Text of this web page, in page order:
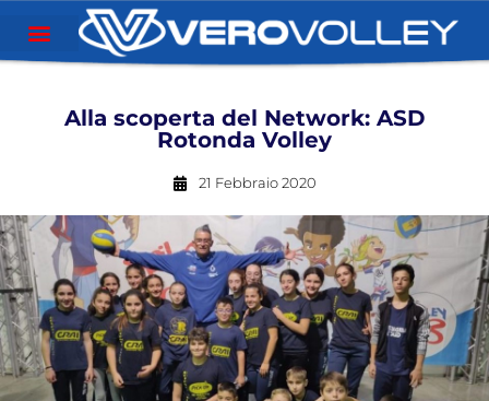
Alla scoperta del Network: ASD
Rotonda Volley
21 Febbraio 2020